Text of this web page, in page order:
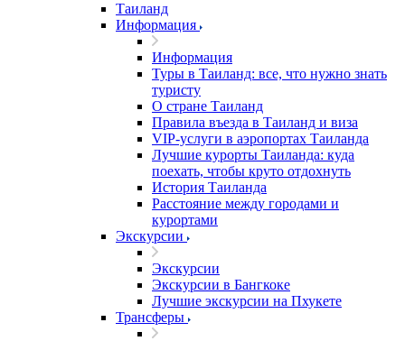
Таиланд
Информация
Информация
Туры в Таиланд: все, что нужно знать
туристу
О стране Таиланд
Правила въезда в Таиланд и виза
VIP-услуги в аэропортах Таиланда
Лучшие курорты Таиланда: куда
поехать, чтобы круто отдохнуть
История Таиланда
Расстояние между городами и
курортами
Экскурсии
Экскурсии
Экскурсии в Бангкоке
Лучшие экскурсии на Пхукете
Трансферы